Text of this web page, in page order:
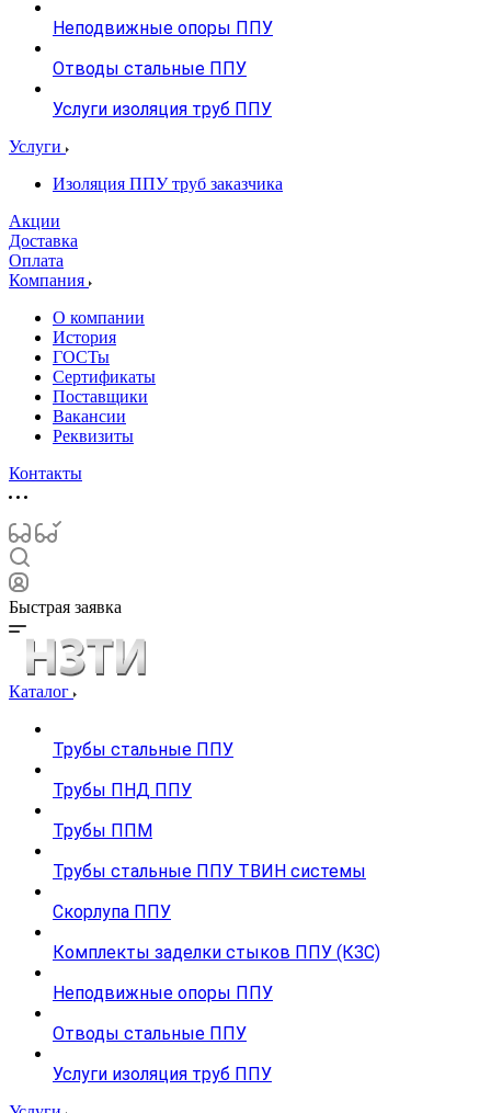
Неподвижные опоры ППУ
Отводы стальные ППУ
Услуги изоляция труб ППУ
Услуги
Изоляция ППУ труб заказчика
Акции
Доставка
Оплата
Компания
О компании
История
ГОСТы
Сертификаты
Поставщики
Вакансии
Реквизиты
Контакты
Быстрая заявка
Каталог
Трубы стальные ППУ
Трубы ПНД ППУ
Трубы ППМ
Трубы стальные ППУ ТВИН системы
Скорлупа ППУ
Комплекты заделки стыков ППУ (КЗС)
Неподвижные опоры ППУ
Отводы стальные ППУ
Услуги изоляция труб ППУ